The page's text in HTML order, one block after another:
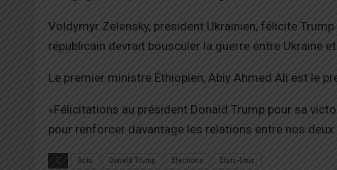
Voldymyr Zelensky, président Ukrainien, félicite
républicain devrait bousculer la guerre entre Ukraine et
Le premier ministre Éthiopien, Abiy Ahmed Ali est le
«Félicitations au président Donald Trump pour sa
pour renforcer davantage les relations entre nos deux
Actu Donald Trump Elections États-Unis